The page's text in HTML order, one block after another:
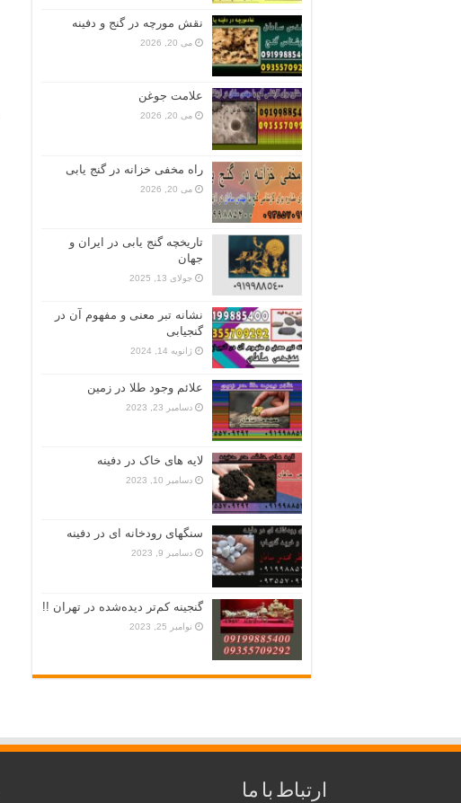
نقش مورچه در گنج و دفینه
می 20, 2026
علامت جوغن
می 20, 2026
راه مخفی خزانه در گنج یابی
می 20, 2026
تاریخچه گنج‌ یابی در ایران و
جهان
جولای 13, 2025
نشانه تبر معنی و مفهوم آن در
گنجیابی
ژانویه 14, 2024
علائم وجود طلا در زمین
دسامبر 23, 2023
لایه های خاک در دفینه
دسامبر 10, 2023
سنگهای رودخانه ای در دفینه
دسامبر 9, 2023
گنجینه کم‌تر دیده‌شده در تهران !!
نوامبر 25, 2023
ارتباط با ما